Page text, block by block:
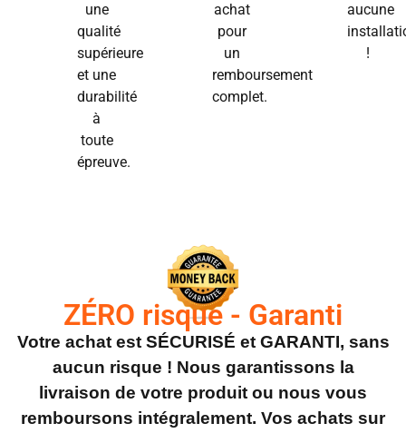
une
qualité
supérieure
et une
durabilité
à
toute
épreuve.
achat
pour
un
remboursement
complet.
aucune
!
ZÉRO risque - Garanti
Votre achat est SÉCURISÉ et GARANTI, sans
aucun risque ! Nous garantissons la
livraison de votre produit ou nous vous
remboursons intégralement. Vos achats sur